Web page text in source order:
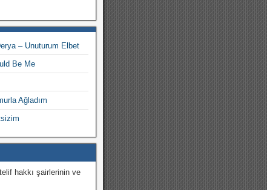
– Unuturum Elbet
Be Me
Ağladım
hakkı şairlerinin ve